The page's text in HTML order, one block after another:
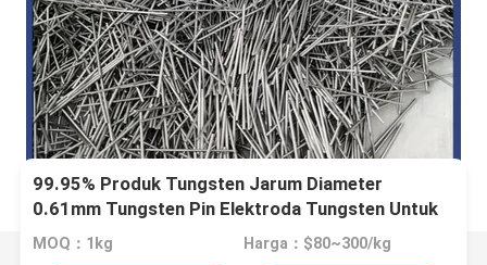
99.95% Produk Tungsten Jarum Diameter
0.61mm Tungsten Pin Elektroda Tungsten Untuk
Ion Fan Tungsten Batang Tipis Dipoles
MOQ：1kg Harga：$80~300/kg